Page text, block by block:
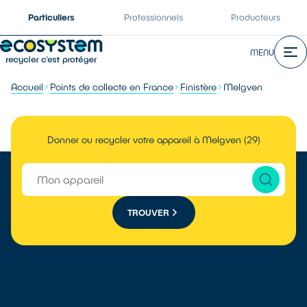
Particuliers Professionnels Producteurs
MENU
Accueil Points de collecte en France Finistère Melgven
Donner ou recycler votre appareil à Melgven (29)
TROUVER